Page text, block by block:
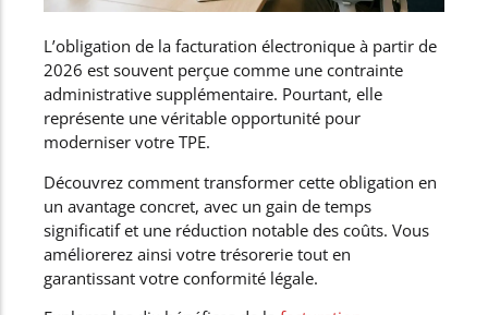
L’obligation de la facturation électronique à partir de
2026 est souvent perçue comme une contrainte
administrative supplémentaire. Pourtant, elle
représente une véritable opportunité pour
moderniser votre TPE.
Découvrez comment transformer cette obligation en
un avantage concret, avec un gain de temps
significatif et une réduction notable des coûts. Vous
améliorerez ainsi votre trésorerie tout en
garantissant votre conformité légale.